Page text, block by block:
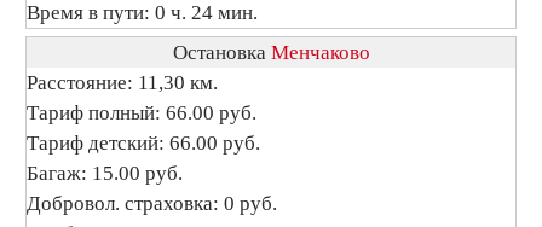
Время в пути: 0 ч. 24 мин.
Остановка Менчаково
Расстояние: 11,30 км.
Тариф полный: 66.00 руб.
Тариф детский: 66.00 руб.
Багаж: 15.00 руб.
Добровол. страховка: 0 руб.